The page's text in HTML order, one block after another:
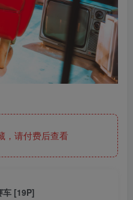
请付费后查看
车 [19P]